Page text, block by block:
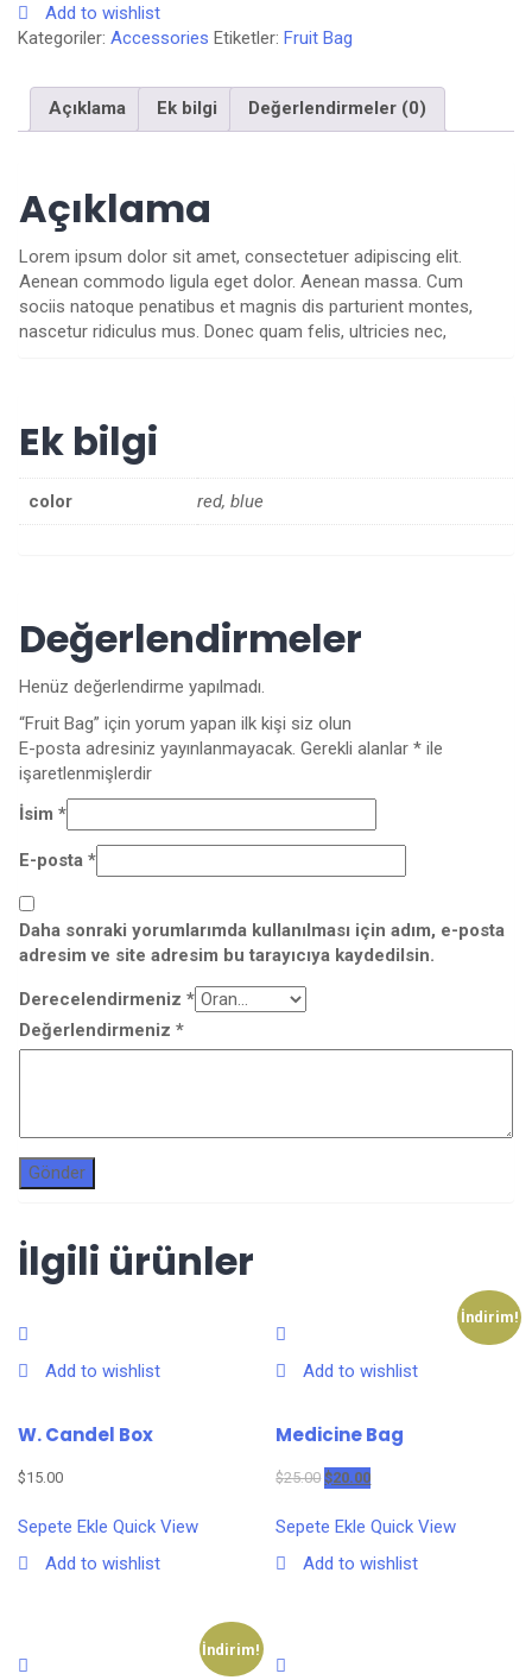
Add to wishlist
Kategoriler: Accessories Etiketler: Fruit Bag
Açıklama Ek bilgi Değerlendirmeler (0)
Açıklama
Lorem ipsum dolor sit amet, consectetuer adipiscing elit.
Aenean commodo ligula eget dolor. Aenean massa. Cum
sociis natoque penatibus et magnis dis parturient montes,
nascetur ridiculus mus. Donec quam felis, ultricies nec,
Ek bilgi
color red, blue
Değerlendirmeler
Henüz değerlendirme yapılmadı.
“Fruit Bag” için yorum yapan ilk kişi siz olun
E-posta adresiniz yayınlanmayacak. Gerekli alanlar * ile
işaretlenmişlerdir
İsim *
E-posta *
Daha sonraki yorumlarımda kullanılması için adım, e-posta
adresim ve site adresim bu tarayıcıya kaydedilsin.
Derecelendirmeniz *
Değerlendirmeniz *
İlgili ürünler
Add to wishlist
W. Candel Box
$15.00
Sepete Ekle Quick View
Add to wishlist
İndirim!
Add to wishlist
Medicine Bag
$25.00Orijinal
$25.00.
$20.00Şu
fiyat:
$20.00.
Sepete Ekle Quick View
Add to wishlist
İndirim!